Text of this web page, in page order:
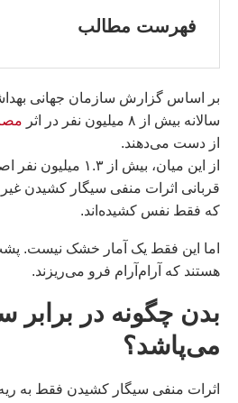
فهرست مطالب
سالانه بیش از ۸ میلیون نفر در اثر
از دست می‌دهند.
از این میان، بیش از
قربانی اثرات منفی سیگار کشیدن
که فقط نفس کشیده‌اند.
اما این فقط یک آمار خشک نیست.
هستند که آرام‌آرام فرو می‌ریزند.
بدن چگونه در برابر
می‌پاشد؟
اثرات منفی سیگار کشیدن فقط به